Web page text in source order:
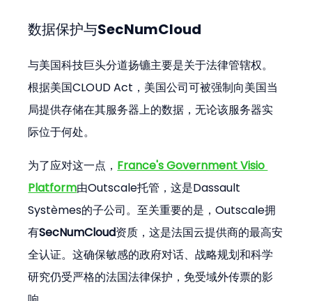
数据保护与SecNumCloud
与美国科技巨头分道扬镳主要是关于法律管辖权。
根据美国CLOUD Act，美国公司可被强制向美国当
局提供存储在其服务器上的数据，无论该服务器实
际位于何处。
为了应对这一点， France's Government Visio
Platform由Outscale托管，这是Dassault
Systèmes的子公司。至关重要的是，Outscale拥
有SecNumCloud资质，这是法国云提供商的最高安
全认证。这确保敏感的政府对话、战略规划和科学
研究仍受严格的法国法律保护，免受域外传票的影